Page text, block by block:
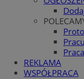
REKLAMA
WSPÓŁPRACA